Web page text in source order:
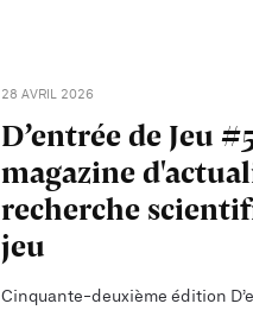
28 AVRIL 2026
D’entrée de Jeu
magazine
recherche
jeu
Cinquante-deuxième édition